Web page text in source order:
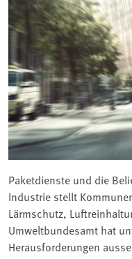
Paketdienste und die
Industrie stellt
Lärmschutz,
Umweltbundesamt hat
Herausforderungen